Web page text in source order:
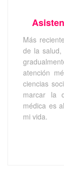
Más
de la salud,
atención
ciencias
marcar la
médica es
mi vida.